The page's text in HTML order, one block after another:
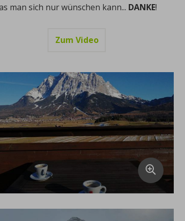
man sich nur wünschen kann... DANKE!
Zum Video